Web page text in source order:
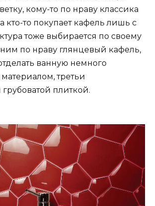
кому-то по нраву классика
кто-то покупает кафель лишь с
тоже выбирается по своему
по нраву глянцевый кафель,
ванную немного
третьи
плиткой.